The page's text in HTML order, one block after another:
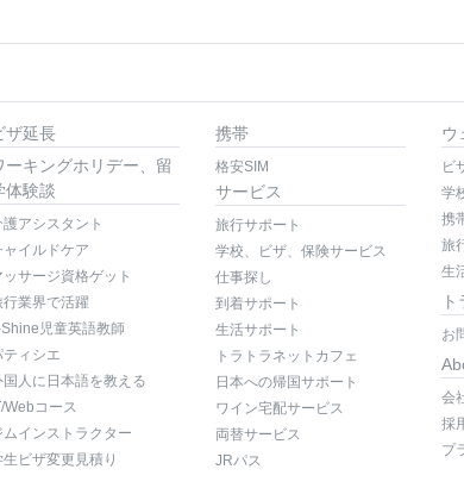
ザ延長
ーキングホリデー、留
体験談
護アシスタント
ャイルドケア
ッサージ資格ゲット
行業界で活躍
児童英語教師
ティシエ
国人に日本語を教える
Webコース
ムインストラクター
生ビザ変更見積り
携帯
格安SIM
サービス
旅行サポート
学校、ビザ、保険サービス
仕事探し
到着サポート
生活サポート
トラトラネットカフェ
日本への帰国サポート
ワイン宅配サービス
両替サービス
JRパス
ウ
ビ
学
携
旅
生
お
会
採
プ